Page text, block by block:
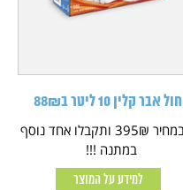
חול אבר קלין 10 ליטר ב88₪
4 במחיר 395₪ ותקבלו אחד נוסף
במתנה !!!
למידע על המוצר